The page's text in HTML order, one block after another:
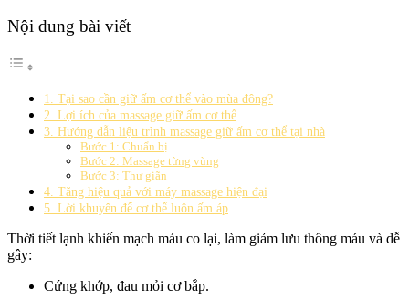
Nội dung bài viết
1. Tại sao cần giữ ấm cơ thể vào mùa đông?
2. Lợi ích của massage giữ ấm cơ thể
3. Hướng dẫn liệu trình massage giữ ấm cơ thể tại nhà
Bước 1: Chuẩn bị
Bước 2: Massage từng vùng
Bước 3: Thư giãn
4. Tăng hiệu quả với máy massage hiện đại
5. Lời khuyên để cơ thể luôn ấm áp
Thời tiết lạnh khiến mạch máu co lại, làm giảm lưu thông máu và dễ
gây:
Cứng khớp, đau mỏi cơ bắp.